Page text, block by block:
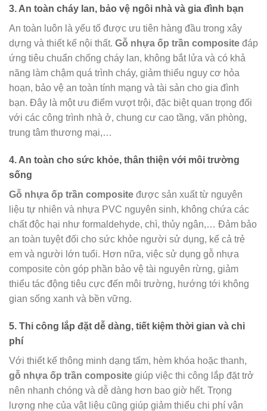
3. An toàn cháy lan, bảo vệ ngôi nhà và gia đình bạn
An toàn luôn là yếu tố được ưu tiên hàng đầu trong xây
dựng và thiết kế nội thất. Gỗ nhựa ốp trần composite đáp
ứng tiêu chuẩn chống cháy lan, không bắt lửa và có khả
năng làm chậm quá trình cháy, giảm thiểu nguy cơ hỏa
hoạn, bảo vệ an toàn tính mạng và tài sản cho gia đình
bạn. Đây là một ưu điểm vượt trội, đặc biệt quan trọng đối
với các công trình nhà ở, chung cư cao tầng, văn phòng,
trung tâm thương mại,…
4. An toàn cho sức khỏe, thân thiện với môi trường
sống
Gỗ nhựa ốp trần composite được sản xuất từ nguyên
liệu tự nhiên và nhựa PVC nguyên sinh, không chứa các
chất độc hại như formaldehyde, chì, thủy ngân,… Đảm bảo
an toàn tuyệt đối cho sức khỏe người sử dụng, kể cả trẻ
em và người lớn tuổi. Hơn nữa, việc sử dụng gỗ nhựa
composite còn góp phần bảo vệ tài nguyên rừng, giảm
thiểu tác động tiêu cực đến môi trường, hướng tới không
gian sống xanh và bền vững.
5. Thi công lắp đặt dễ dàng, tiết kiệm thời gian và chi
phí
Với thiết kế thông minh dạng tấm, hèm khóa hoặc thanh,
gỗ nhựa ốp trần composite giúp việc thi công lắp đặt trở
nên nhanh chóng và dễ dàng hơn bao giờ hết. Trọng
lượng nhẹ của vật liệu cũng giúp giảm thiểu chi phí vận